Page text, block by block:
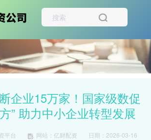
企业15万家！国家级数促
” 助力中小企业转型发展
平台 网站：亿财配资
日期：2026-03-16